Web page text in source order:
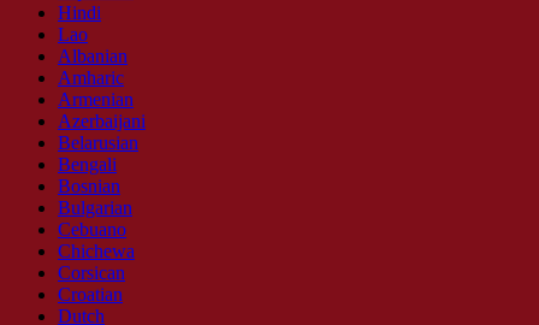
Hindi
Lao
Albanian
Amharic
Armenian
Azerbaijani
Belarusian
Bengali
Bosnian
Bulgarian
Cebuano
Chichewa
Corsican
Croatian
Dutch